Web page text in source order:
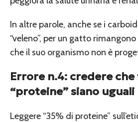
In altre parole, anche se i
“veleno”, per un gatto
che il suo organismo non è
Errore n.4: credere
“proteine” siano uguali
Leggere “35% di proteine”